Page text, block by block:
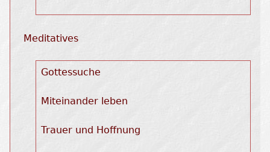
Meditatives
Gottessuche
Miteinander leben
Trauer und Hoffnung